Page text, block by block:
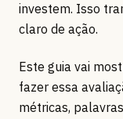
investem. Isso
claro de ação.
Este guia vai
fazer essa
métricas,